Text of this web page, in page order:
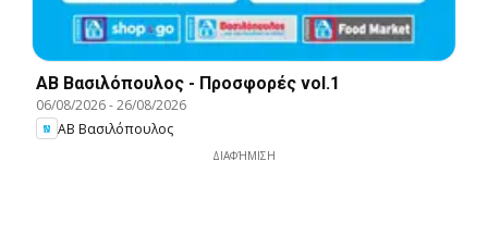
ΑΒ Βασιλόπουλος - Προσφορές vol.1
06/08/2026-26/08/2026
ΑΒ Βασιλόπουλος
ΔΙΑΦΉΜΙΣΗ